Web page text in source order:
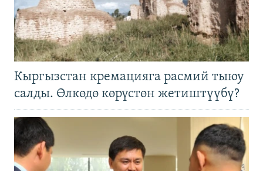
Кыргызстан кремацияга расмий тыюу
салды. Өлкөдө көрүстөн жетиштүүбү?